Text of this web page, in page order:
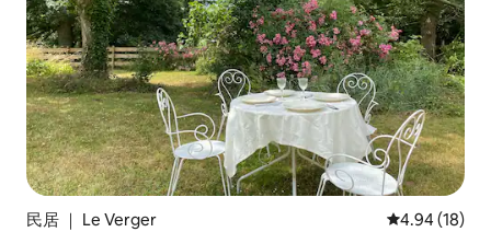
民居 ｜ Le Verger 平均评分
4.94 (18)